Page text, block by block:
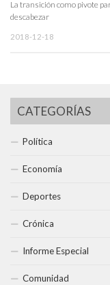
La transición como pivote
descabezar
2018-12-18
CATEGORÍAS
Política
Economía
Deportes
Crónica
Informe Especial
Comunidad